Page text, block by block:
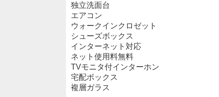
独立洗面台
エアコン
ウォークインクロゼット
シューズボックス
インターネット対応
ネット使用料無料
TVモニタ付インターホン
宅配ボックス
複層ガラス